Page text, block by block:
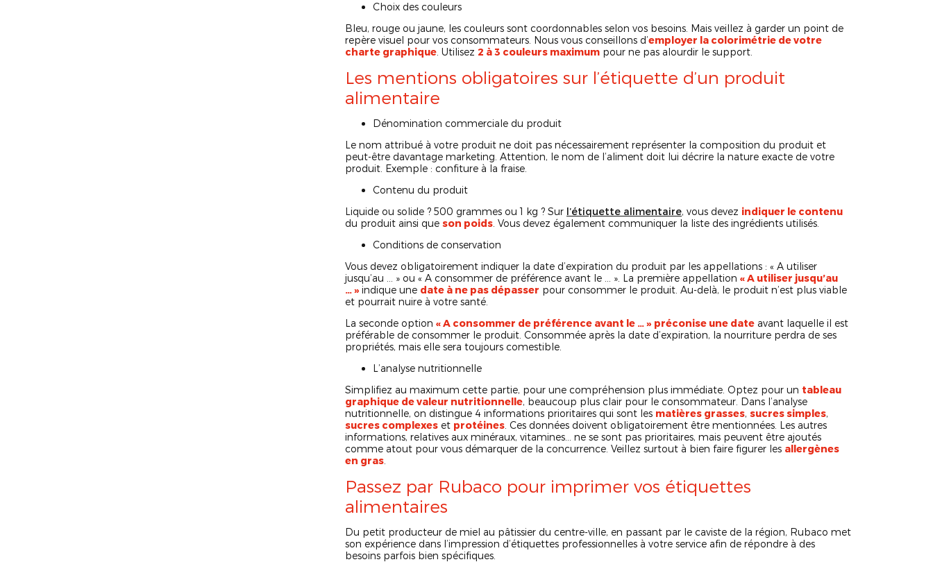
Choix des couleurs
Bleu, rouge ou jaune, les couleurs sont coordonnables selon vos besoins. Mais veillez à garder un point de
repère visuel pour vos consommateurs. Nous vous conseillons d’employer la colorimétrie de votre
charte graphique . Utilisez 2 à 3 couleurs maximum pour ne pas alourdir le support.
Les mentions obligatoires sur l’étiquette d’un produit
alimentaire
Dénomination commerciale du produit
Le nom attribué à votre produit ne doit pas nécessairement représenter la composition du produit et
peut-être davantage marketing. Attention, le nom de l’aliment doit lui décrire la nature exacte de votre
produit. Exemple : confiture à la fraise.
Contenu du produit
Liquide ou solide ? 500 grammes ou 1 kg ? Sur l’étiquette alimentaire, vous devez indiquer le contenu
du produit ainsi que son poids . Vous devez également communiquer la liste des ingrédients utilisés.
Conditions de conservation
Vous devez obligatoirement indiquer la date d’expiration du produit par les appellations : « A utiliser
jusqu’au … » ou « A consommer de préférence avant le … ». La première appellation « A utiliser jusqu’au
… » indique une date à ne pas dépasser pour consommer le produit. Au-delà, le produit n’est plus viable
et pourrait nuire à votre santé.
La seconde option « A consommer de préférence avant le … » préconise une date avant laquelle il est
préférable de consommer le produit. Consommée après la date d’expiration, la nourriture perdra de ses
propriétés, mais elle sera toujours comestible.
L’analyse nutritionnelle
Simplifiez au maximum cette partie, pour une compréhension plus immédiate. Optez pour un tableau
graphique de valeur nutritionnelle, beaucoup plus clair pour le consommateur. Dans l’analyse
nutritionnelle, on distingue 4 informations prioritaires qui sont les matières grasses, sucres simples,
sucres complexes et protéines . Ces données doivent obligatoirement être mentionnées. Les autres
informations, relatives aux minéraux, vitamines… ne se sont pas prioritaires, mais peuvent être ajoutés
comme atout pour vous démarquer de la concurrence. Veillez surtout à bien faire figurer les allergènes
en gras
Passez par Rubaco pour imprimer vos étiquettes
alimentaires
Du petit producteur de miel au pâtissier du centre-ville, en passant par le caviste de la région, Rubaco met
son expérience dans l’impression d’étiquettes professionnelles à votre service afin de répondre à des
besoins parfois bien spécifiques.